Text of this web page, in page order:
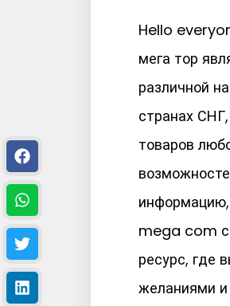
Hello
мега тор
различной
странах
товаров
mega com
ресурс, где
желаниями и